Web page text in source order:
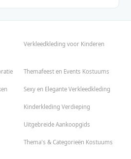
Verkleedkleding voor Kinderen
Themafeest en Events Kostuums
Sexy en Elegante Verkleedkleding
Kinderkleding Verdieping
Uitgebreide Aankoopgids
Thema's & Categorieën Kostuums